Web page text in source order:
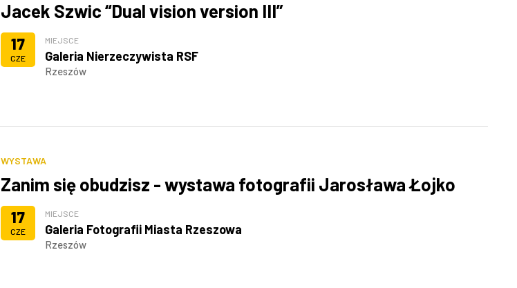
Jacek Szwic “Dual vision version III”
17
CZE
MIEJSCE
Galeria Nierzeczywista RSF
Rzeszów
WYSTAWA
Zanim się obudzisz - wystawa fotografii Jarosława Łojko
17
CZE
MIEJSCE
Galeria Fotografii Miasta Rzeszowa
Rzeszów